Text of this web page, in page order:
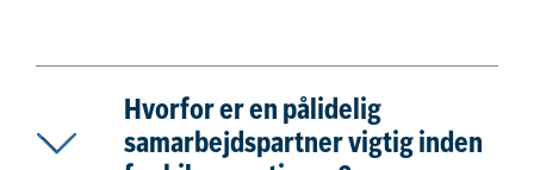
Hvorfor er en pålidelig
samarbejdspartner vigtig inden